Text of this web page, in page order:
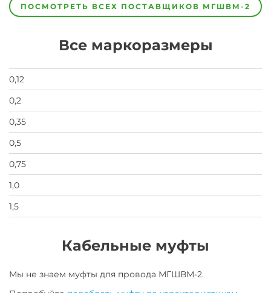
предпочел
скрыть
завод
ПОСМОТРЕТЬ ВСЕХ ПОСТАВЩИКОВ МГШВМ-2
Все маркоразмеры
0,12
0,2
0,35
0,5
0,75
1,0
1,5
Кабельные муфты
Мы не знаем муфты для провода МГШВМ-2.